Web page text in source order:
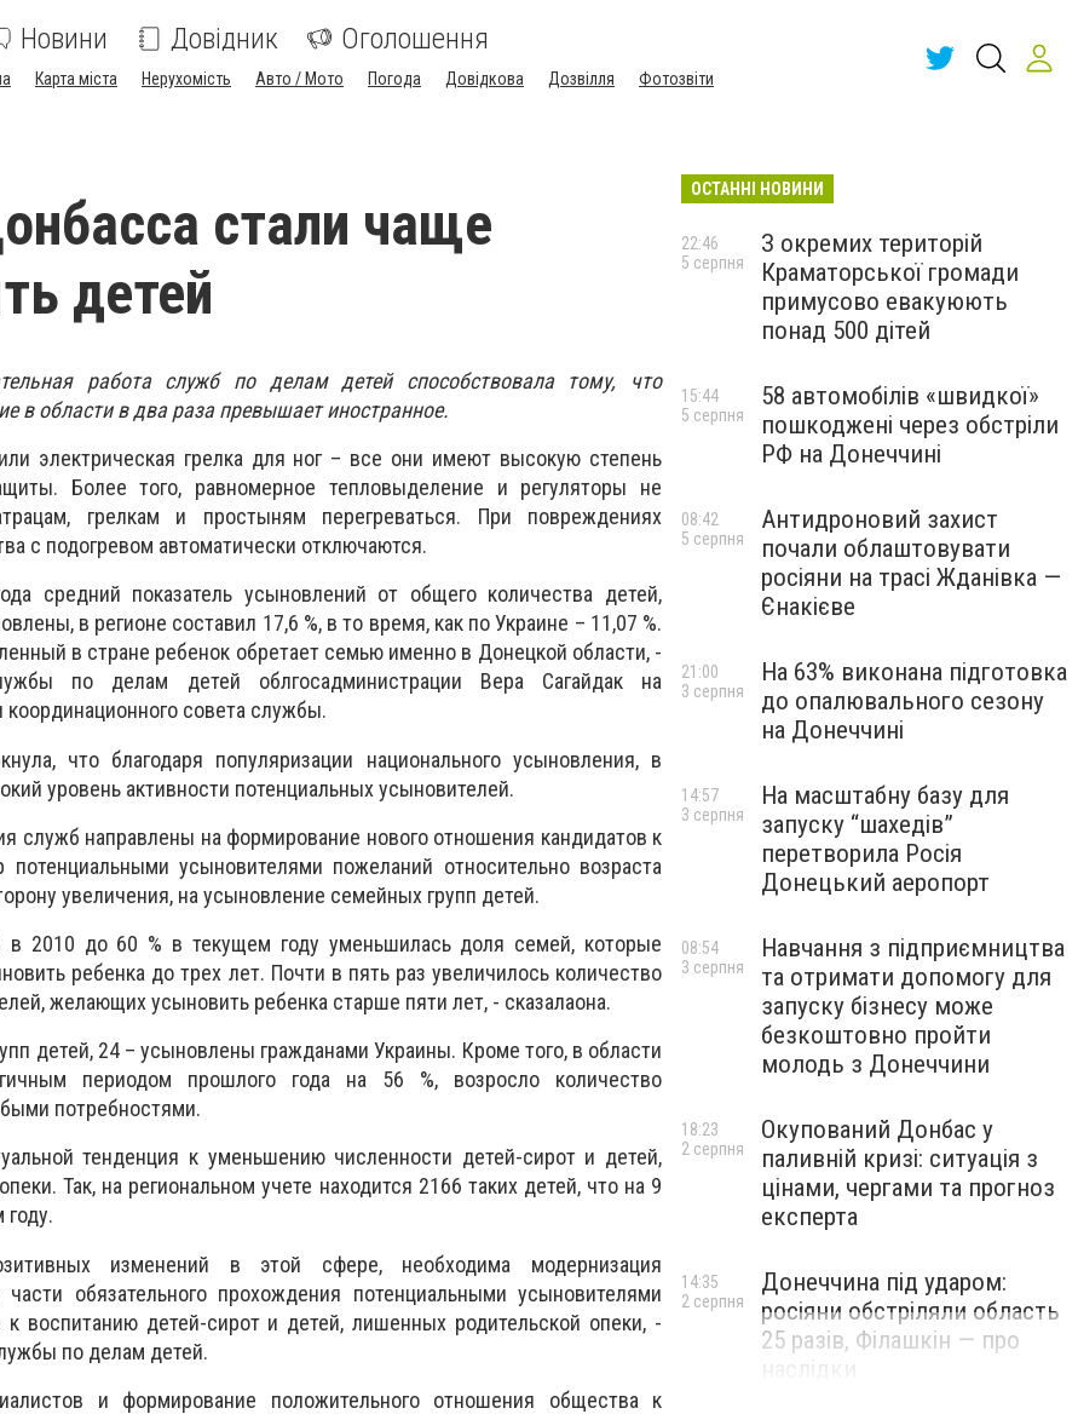
Новини Довідник Оголошення
Карта міста Нерухомість Авто / Мото Погода Довідкова Дозвілля Фотозвіти
стали чаще
детей
работа служб по делам детей способствовала тому, что
в области в два раза превышает иностранное.
электрическая грелка для ног – все они имеют высокую степень
Более того, равномерное тепловыделение и регуляторы не
грелкам и простыням перегреваться. При повреждениях
с подогревом автоматически отключаются.
средний показатель усыновлений от общего количества детей,
в регионе составил 17,6 %, в то время, как по Украине – 11,07 %.
в стране ребенок обретает семью именно в Донецкой области, -
по делам детей облгосадминистрации Вера Сагайдак на
совета службы.
что благодаря популяризации национального усыновления, в
уровень активности потенциальных усыновителей.
служб направлены на формирование нового отношения кандидатов к
усыновителями пожеланий относительно возраста
увеличения, на усыновление семейных групп детей.
в 2010 до 60 % в текущем году уменьшилась доля семей, которые
ребенка до трех лет. Почти в пять раз увеличилось количество
желающих усыновить ребенка старше пяти лет, - сказалаона.
детей, 24 – усыновлены гражданами Украины. Кроме того, в области
периодом прошлого года на 56 %, возросло количество
потребностями.
тенденция к уменьшению численности детей-сирот и детей,
Так, на региональном учете находится 2166 таких детей, что на 9
изменений в этой сфере, необходима модернизация
обязательного прохождения потенциальными усыновителями
к воспитанию детей-сирот и детей, лишенных родительской опеки, -
по делам детей.
и формирование положительного отношения общества к
ОСТАННІ НОВИНИ
З окремих територій
Краматорської громади
примусово евакуюють
понад 500 дітей
22:46
5 серпня
58 автомобілів «швидкої»
пошкоджені через обстріли
РФ на Донеччині
15:44
5 серпня
Антидроновий захист
почали облаштовувати
росіяни на трасі Жданівка —
Єнакієве
08:42
5 серпня
На 63% виконана підготовка
до опалювального сезону
на Донеччині
21:00
3 серпня
На масштабну базу для
запуску “шахедів”
перетворила Росія
Донецький аеропорт
14:57
3 серпня
Навчання з підприємництва
та отримати допомогу для
запуску бізнесу може
безкоштовно пройти
молодь з Донеччини
08:54
3 серпня
Окупований Донбас у
паливній кризі: ситуація з
цінами, чергами та прогноз
експерта
18:23
2 серпня
Донеччина під ударом:
росіяни обстріляли область
25 разів, Філашкін — про
14:35
2 серпня